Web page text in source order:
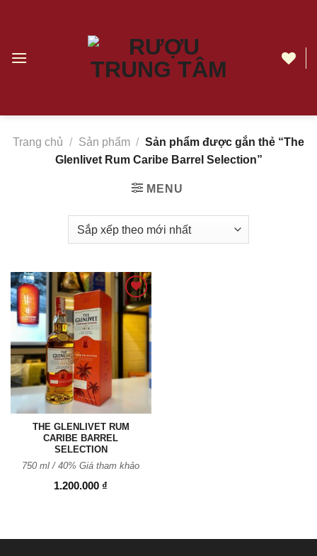
dung
The
Barrel
Selection
Trang chủ / Sản phẩm / Sản phẩm được gắn thẻ “The
Glenlivet Rum Caribe Barrel Selection”
MENU
Thêm
vào
Yêu
THE GLENLIVET RUM
CARIBE BARREL
SELECTION
1.200.000 ₫
750 ml / 40% Giá tham khảo